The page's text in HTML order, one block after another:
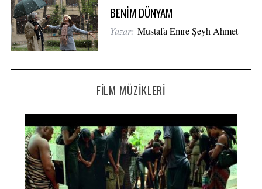
BENİM DÜNYAM
Yazar: Mustafa Emre Şeyh Ahmet
FILM MÜZIKLERI